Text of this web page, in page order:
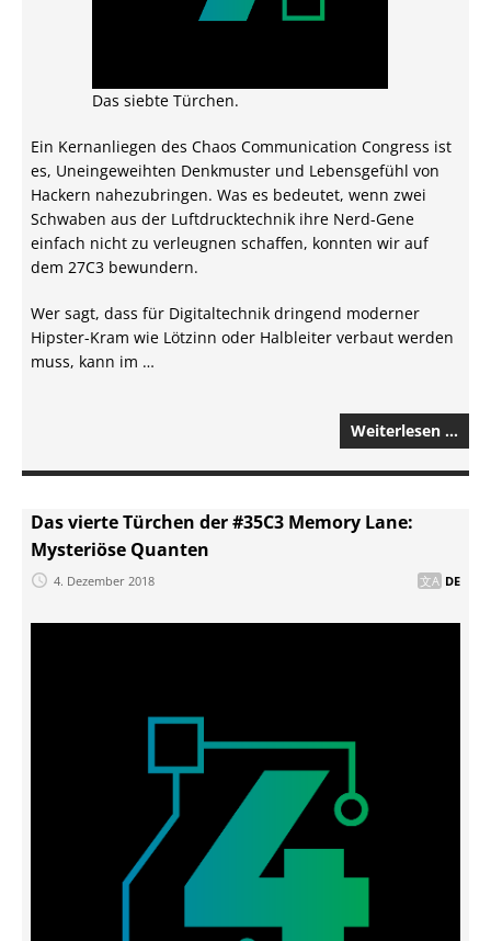
Das siebte Türchen.
Ein Kernanliegen des Chaos Communication Congress ist
es, Uneingeweihten Denkmuster und Lebensgefühl von
Hackern nahezubringen. Was es bedeutet, wenn zwei
Schwaben aus der Luftdrucktechnik ihre Nerd-Gene
einfach nicht zu verleugnen schaffen, konnten wir auf
dem 27C3 bewundern.
Wer sagt, dass für Digitaltechnik dringend moderner
Hipster-Kram wie Lötzinn oder Halbleiter verbaut werden
muss, kann im …
Weiterlesen …
Das vierte Türchen der #35C3 Memory Lane:
Mysteriöse Quanten
4. Dezember 2018 DE